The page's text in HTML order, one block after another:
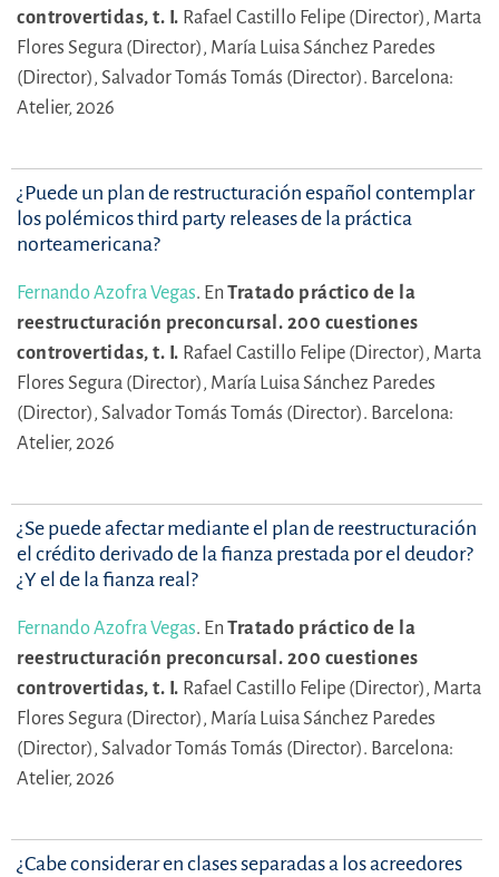
controvertidas, t. I. Rafael Castillo Felipe (Director), Marta
Flores Segura (Director), María Luisa Sánchez Paredes
(Director), Salvador Tomás Tomás (Director). Barcelona:
Atelier, 2026
¿Puede un plan de restructuración español contemplar
los polémicos third party releases de la práctica
norteamericana?
Fernando Azofra Vegas. EnTratado práctico de la
reestructuración preconcursal. 200 cuestiones
controvertidas, t. I. Rafael Castillo Felipe (Director), Marta
Flores Segura (Director), María Luisa Sánchez Paredes
(Director), Salvador Tomás Tomás (Director). Barcelona:
Atelier, 2026
¿Se puede afectar mediante el plan de reestructuración
el crédito derivado de la fianza prestada por el deudor?
¿Y el de la fianza real?
Fernando Azofra Vegas. EnTratado práctico de la
reestructuración preconcursal. 200 cuestiones
controvertidas, t. I. Rafael Castillo Felipe (Director), Marta
Flores Segura (Director), María Luisa Sánchez Paredes
(Director), Salvador Tomás Tomás (Director). Barcelona:
Atelier, 2026
¿Cabe considerar en clases separadas a los acreedores